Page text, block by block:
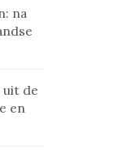
na
de
en